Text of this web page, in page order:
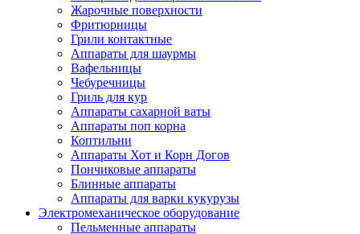
Жарочные поверхности
Фритюрницы
Грили контактные
Аппараты для шаурмы
Вафельницы
Чебуречницы
Гриль для кур
Аппараты сахарной ваты
Аппараты поп корна
Коптильни
Аппараты Хот и Корн Догов
Пончиковые аппараты
Блинные аппараты
Аппараты для варки кукурузы
Электромеханическое оборудование
Пельменные аппараты